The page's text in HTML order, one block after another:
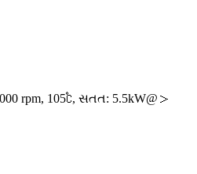
rpm, 105℃, સતત: 5.5kW@＞